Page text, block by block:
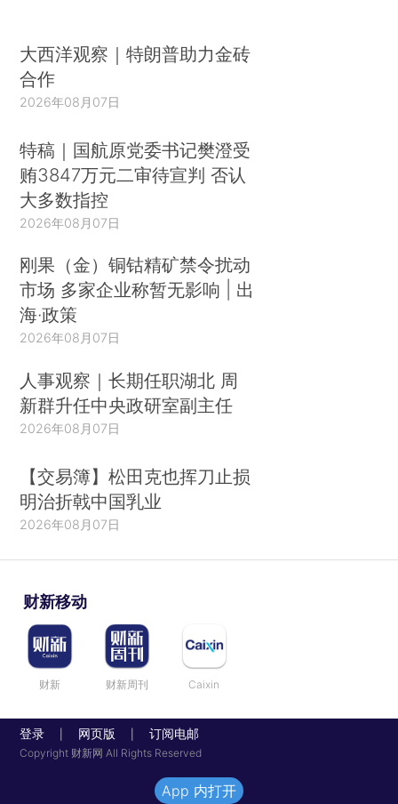
大西洋观察｜特朗普助力金砖
合作
2026年08月07日
特稿｜国航原党委书记樊澄受
贿3847万元二审待宣判 否认
大多数指控
2026年08月07日
刚果（金）铜钴精矿禁令扰动
市场 多家企业称暂无影响 | 出
海·政策
2026年08月07日
人事观察｜长期任职湖北 周
新群升任中央政研室副主任
2026年08月07日
【交易簿】松田克也挥刀止损
明治折戟中国乳业
2026年08月07日
财新移动
财新 财新周刊 Caixin
登录 网页版 订阅电邮
Copyright 财新网 All Rights Reserved
App 内打开